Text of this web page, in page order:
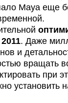
Maya еще
. Даже
и
вращать
при
установить